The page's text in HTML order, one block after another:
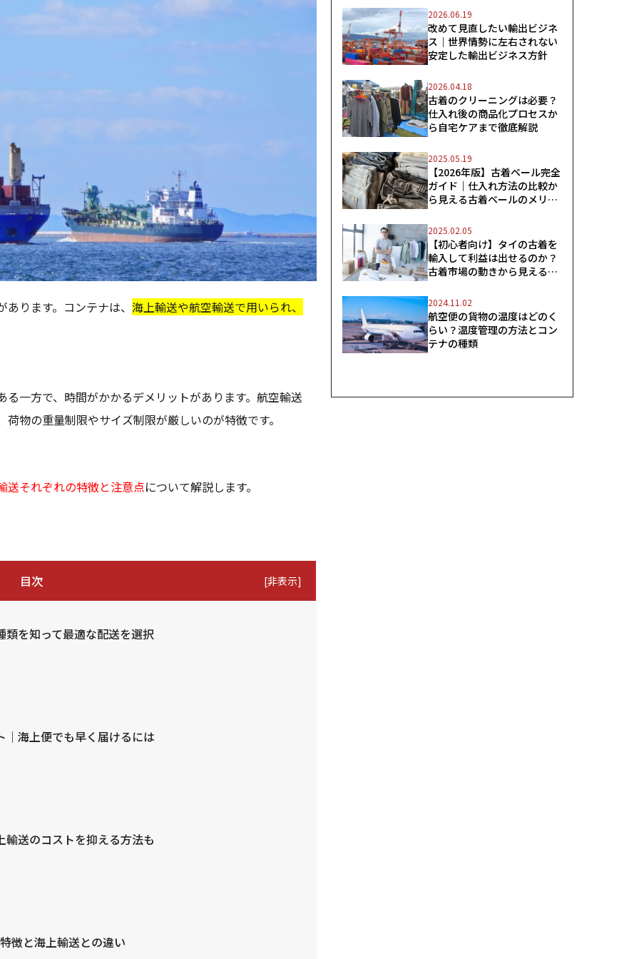
ります。コンテナは、 海上輸送や航空輸送で用いられ、
一方で、時間がかかるデメリットがあります。航空輸送
物の重量制限やサイズ制限が厳しいのが特徴です。
送それぞれの特徴と注意点について解説します。
目次 [非表示]
を知って最適な配送を選択
海上便でも早く届けるには
送のコストを抑える方法も
徴と海上輸送との違い
2026.06.19
改めて見直したい輸出ビジネ
ス｜世界情勢に左右されない
安定した輸出ビジネス方針
2026.04.18
古着のクリーニングは必要？
仕入れ後の商品化プロセスか
ら自宅ケアまで徹底解説
2025.05.19
【2026年版】古着ベール完全
ガイド｜仕入れ方法の比較か
ら見える古着ベールのメリッ
2025.02.05
【初心者向け】タイの古着を
輸入して利益は出せるのか？
古着市場の動きから見えるス
2024.11.02
航空便の貨物の温度はどのく
らい？温度管理の方法とコン
テナの種類